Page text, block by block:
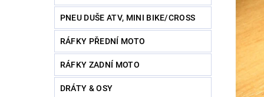
PNEU DUŠE ATV, MINI BIKE/CROSS
RÁFKY PŘEDNÍ MOTO
RÁFKY ZADNÍ MOTO
DRÁTY & OSY